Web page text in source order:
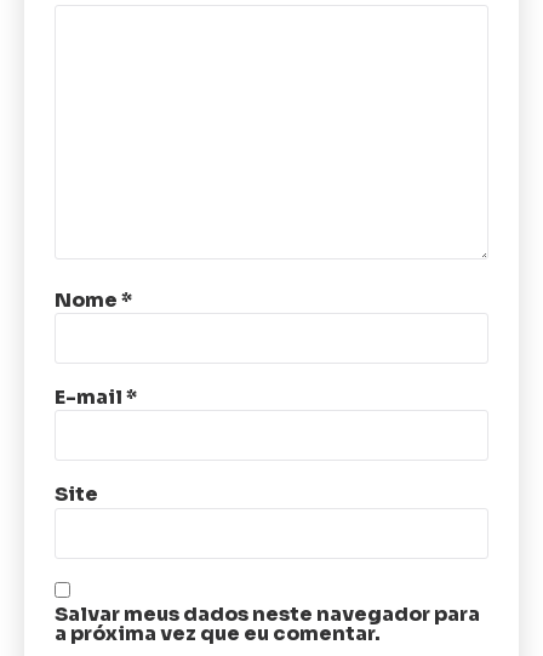
Nome*
E-mail*
Site
Salvar meus dados neste navegador para
a próxima vez que eu comentar.